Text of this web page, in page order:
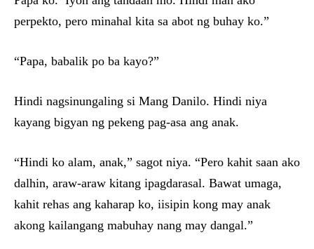
perpekto, pero minahal kita sa abot ng buhay ko.”
“Papa, babalik po ba kayo?”
Hindi nagsinungaling si Mang Danilo. Hindi niya
kayang bigyan ng pekeng pag-asa ang anak.
“Hindi ko alam, anak,” sagot niya. “Pero kahit saan ako
dalhin, araw-araw kitang ipagdarasal. Bawat umaga,
kahit rehas ang kaharap ko, iisipin kong may anak
akong kailangang mabuhay nang may dangal.”